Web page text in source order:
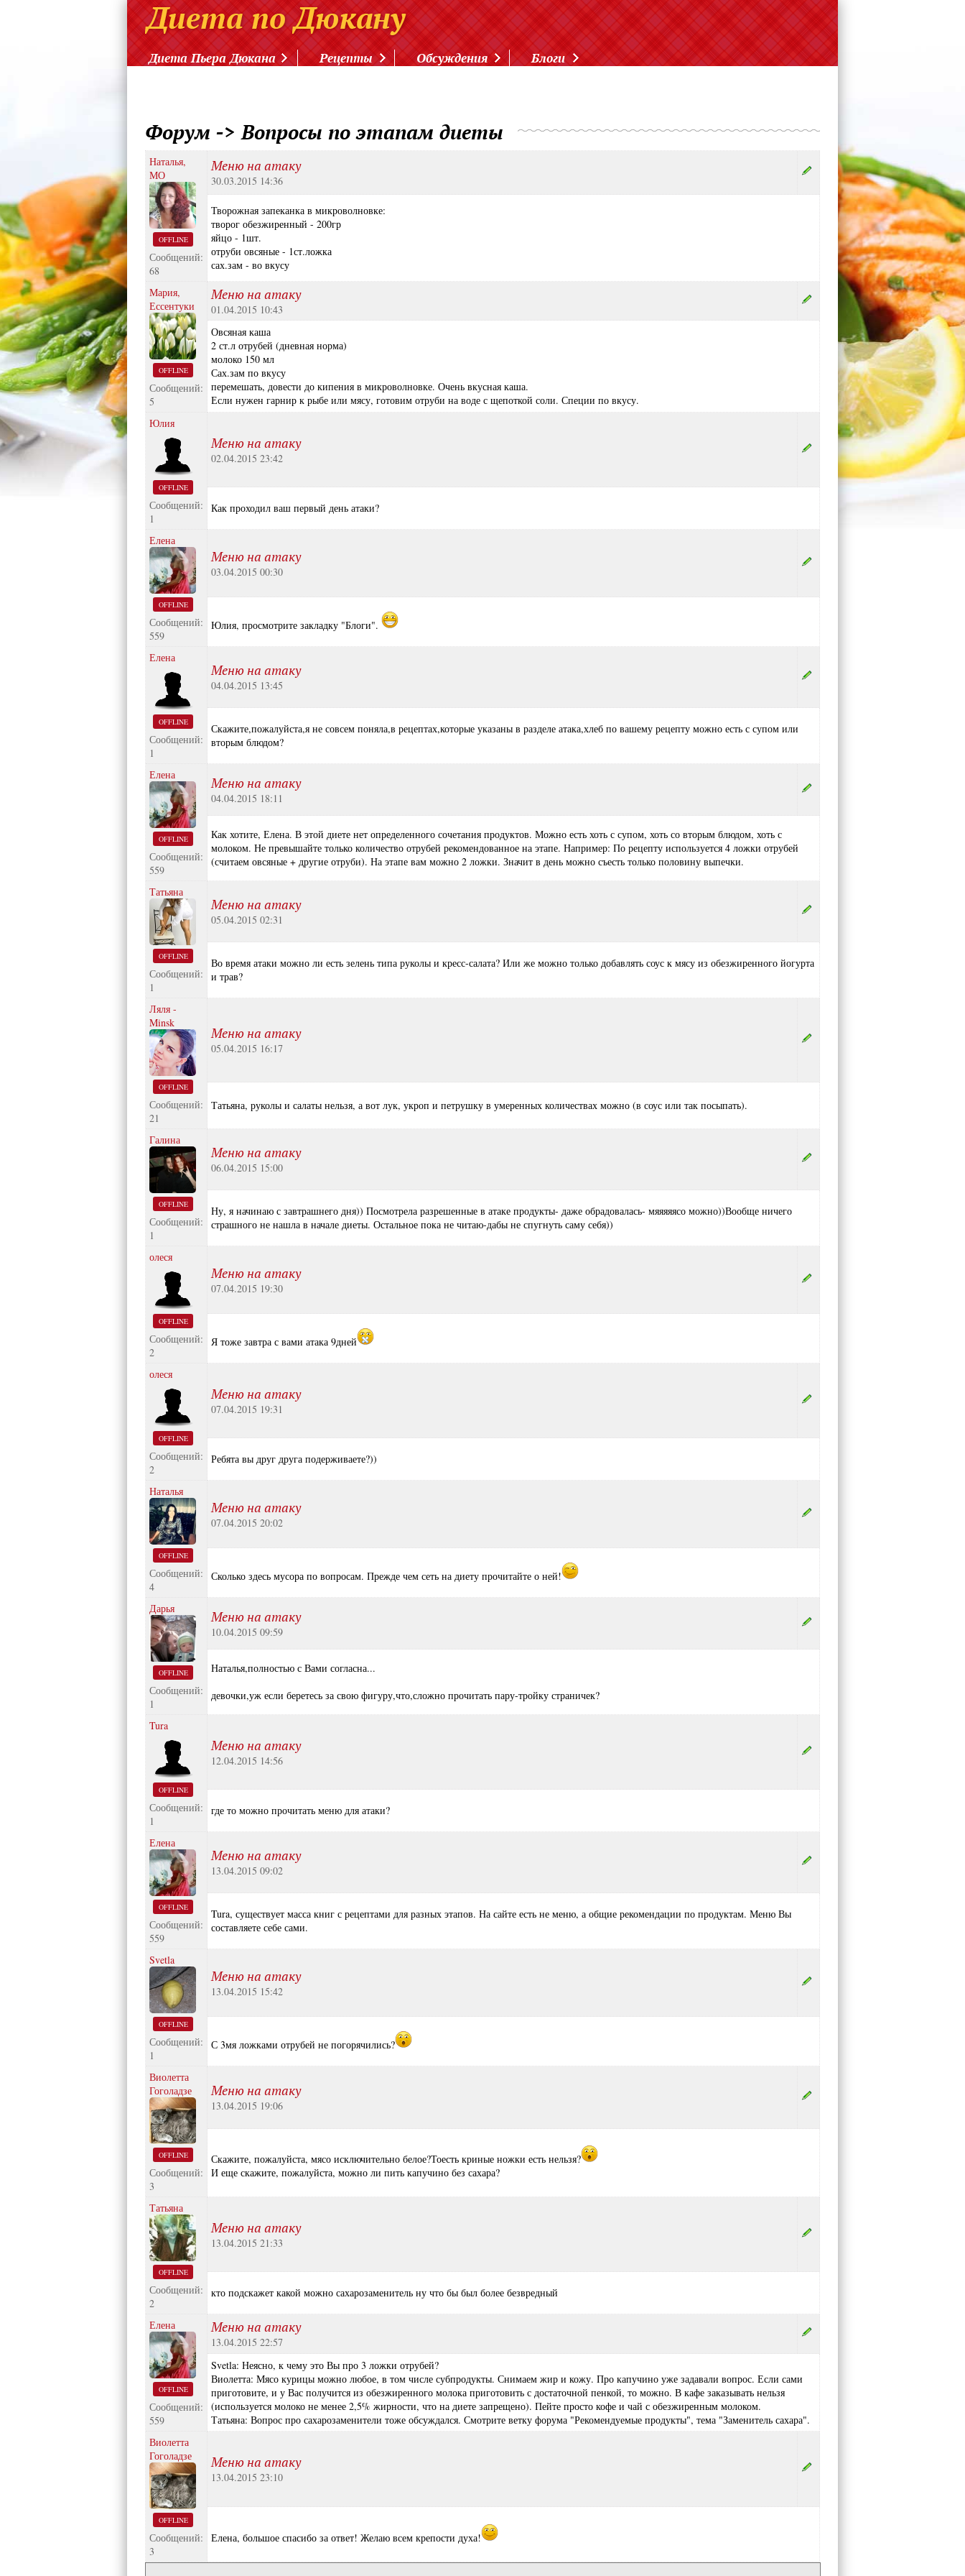
Диета Пьера Дюкана Рецепты Обсуждения Блоги
Форум ->Вопросы по этапам диеты
Наталья,
МО
OFFLINE
Сообщений:
68
Меню на атаку
30.03.2015 14:36
Творожная запеканка в микроволновке:
творог обезжиренный - 200гр
яйцо - 1шт.
отруби овсяные - 1ст.ложка
сах.зам - во вкусу
Мария,
Ессентуки
OFFLINE
Сообщений:
5
Меню на атаку
01.04.2015 10:43
Овсяная каша
2 ст.л отрубей (дневная норма)
молоко 150 мл
Сах.зам по вкусу
перемешать, довести до кипения в микроволновке. Очень вкусная каша.
Если нужен гарнир к рыбе или мясу, готовим отруби на воде с щепоткой соли. Специи по вкусу.
Юлия
OFFLINE
Сообщений:
1
Меню на атаку
02.04.2015 23:42
Как проходил ваш первый день атаки?
Елена
OFFLINE
Сообщений:
559
Меню на атаку
03.04.2015 00:30
Юлия, просмотрите закладку "Блоги".
Елена
OFFLINE
Сообщений:
1
Меню на атаку
04.04.2015 13:45
Скажите,пожалуйста,я не совсем поняла,в рецептах,которые указаны в разделе атака,хлеб по вашему рецепту можно есть с супом или
вторым блюдом?
Елена
OFFLINE
Сообщений:
559
Меню на атаку
04.04.2015 18:11
Как хотите, Елена. В этой диете нет определенного сочетания продуктов. Можно есть хоть с супом, хоть со вторым блюдом, хоть с
молоком. Не превышайте только количество отрубей рекомендованное на этапе. Например: По рецепту используется 4 ложки отрубей
(считаем овсяные + другие отруби). На этапе вам можно 2 ложки. Значит в день можно съесть только половину выпечки.
Татьяна
OFFLINE
Сообщений:
1
Меню на атаку
05.04.2015 02:31
Во время атаки можно ли есть зелень типа руколы и кресс-салата? Или же можно только добавлять соус к мясу из обезжиренного йогурта
и трав?
Ляля -
Minsk
OFFLINE
Сообщений:
21
Меню на атаку
05.04.2015 16:17
Татьяна, руколы и салаты нельзя, а вот лук, укроп и петрушку в умеренных количествах можно (в соус или так посыпать).
Галина
OFFLINE
Сообщений:
1
Меню на атаку
06.04.2015 15:00
Ну, я начинаю с завтрашнего дня)) Посмотрела разрешенные в атаке продукты- даже обрадовалась- мяяяяясо можно))Вообще ничего
страшного не нашла в начале диеты. Остальное пока не читаю-дабы не спугнуть саму себя))
олеся
OFFLINE
Сообщений:
2
Меню на атаку
07.04.2015 19:30
Я тоже завтра с вами атака 9дней
олеся
OFFLINE
Сообщений:
2
Меню на атаку
07.04.2015 19:31
Ребята вы друг друга подерживаете?))
Наталья
OFFLINE
Сообщений:
4
Меню на атаку
07.04.2015 20:02
Сколько здесь мусора по вопросам. Прежде чем сеть на диету прочитайте о ней!
Дарья
OFFLINE
Сообщений:
1
Меню на атаку
10.04.2015 09:59
Наталья,полностью с Вами согласна...
девочки,уж если беретесь за свою фигуру,что,сложно прочитать пару-тройку страничек?
Tura
OFFLINE
Сообщений:
1
Меню на атаку
12.04.2015 14:56
где то можно прочитать меню для атаки?
Елена
OFFLINE
Сообщений:
559
Меню на атаку
13.04.2015 09:02
Tura, существует масса книг с рецептами для разных этапов. На сайте есть не меню, а общие рекомендации по продуктам. Меню Вы
составляете себе сами.
Svetla
OFFLINE
Сообщений:
1
Меню на атаку
13.04.2015 15:42
С 3мя ложками отрубей не погорячились?
Виолетта
Гоголадзе
OFFLINE
Сообщений:
3
Меню на атаку
13.04.2015 19:06
Скажите, пожалуйста, мясо исключительно белое?Тоесть криные ножки есть нельзя?
И еще скажите, пожалуйста, можно ли пить капучино без сахара?
Татьяна
OFFLINE
Сообщений:
2
Меню на атаку
13.04.2015 21:33
кто подскажет какой можно сахарозаменитель ну что бы был более безвредный
Елена
OFFLINE
Сообщений:
559
Меню на атаку
13.04.2015 22:57
Svetla: Неясно, к чему это Вы про 3 ложки отрубей?
Виолетта: Мясо курицы можно любое, в том числе субпродукты. Снимаем жир и кожу. Про капучино уже задавали вопрос. Если сами
приготовите, и у Вас получится из обезжиренного молока приготовить с достаточной пенкой, то можно. В кафе заказывать нельзя
(используется молоко не менее 2,5% жирности, что на диете запрещено). Пейте просто кофе и чай с обезжиренным молоком.
Татьяна: Вопрос про сахарозаменители тоже обсуждался. Смотрите ветку форума "Рекомендуемые продукты", тема "Заменитель сахара".
Виолетта
Гоголадзе
OFFLINE
Сообщений:
3
Меню на атаку
13.04.2015 23:10
Елена, большое спасибо за ответ! Желаю всем крепости духа!